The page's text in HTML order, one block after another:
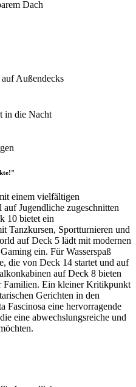
Dach
Außendecks
in die Nacht
einem vielfältigen
Jugendliche zugeschnitten
10 bietet ein
Tanzkursen, Sportturnieren und
auf Deck 5 lädt mit modernen
ein. Für Wasserspaß
die von Deck 14 startet und auf
auf Deck 8 bieten
Familien. Ein kleiner Kritikpunkt
Gerichten in den
Fascinosa eine hervorragende
eine abwechslungsreiche und